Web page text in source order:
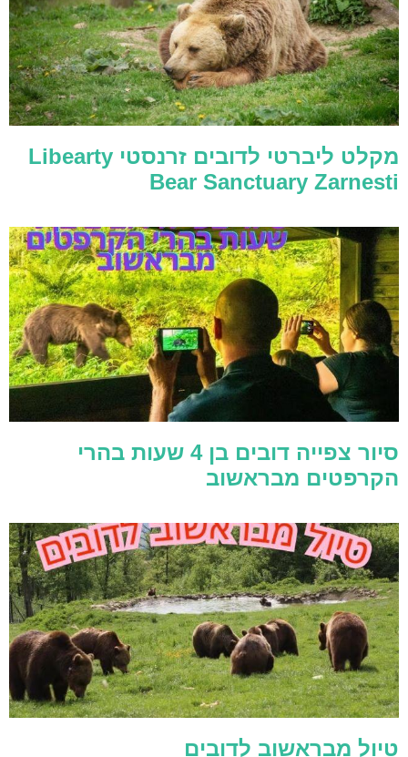
מקלט ליברטי לדובים זרנסטי Libearty
Bear Sanctuary Zarnesti
סיור צפייה דובים בן 4 שעות בהרי
הקרפטים מבראשוב
טיול מבראשוב לדובים